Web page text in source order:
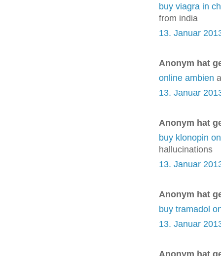
buy viagra in
from india
13. Januar
Anonym hat
online ambien
13. Januar
Anonym hat
buy klonopin
hallucinations
13. Januar
Anonym hat
buy tramadol
13. Januar
Anonym hat